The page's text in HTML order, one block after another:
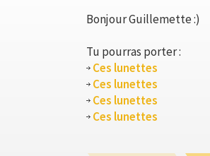
Bonjour Guillemette :)
Tu pourras porter :
Ces lunettes
Ces lunettes
Ces lunettes
Ces lunettes